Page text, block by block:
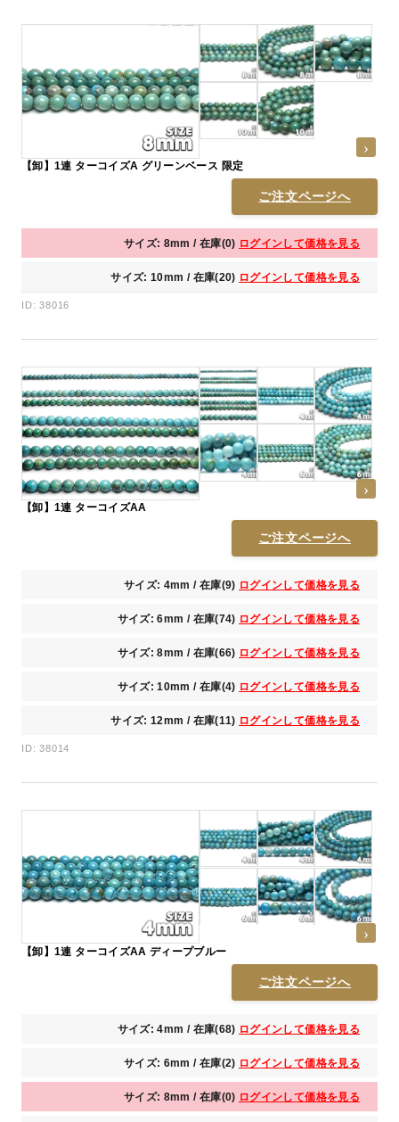
【卸】1連 ターコイズA グリーンベース 限定
ご注文ページへ
サイズ: 8mm / 在庫(0) ログインして価格を見る
サイズ: 10mm / 在庫(20) ログインして価格を見る
ID: 38016
【卸】1連 ターコイズAA
ご注文ページへ
サイズ: 4mm / 在庫(9) ログインして価格を見る
サイズ: 6mm / 在庫(74) ログインして価格を見る
サイズ: 8mm / 在庫(66) ログインして価格を見る
サイズ: 10mm / 在庫(4) ログインして価格を見る
サイズ: 12mm / 在庫(11) ログインして価格を見る
ID: 38014
【卸】1連 ターコイズAA ディープブルー
ご注文ページへ
サイズ: 4mm / 在庫(68) ログインして価格を見る
サイズ: 6mm / 在庫(2) ログインして価格を見る
サイズ: 8mm / 在庫(0) ログインして価格を見る